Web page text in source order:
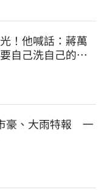
！他喊話：蔣萬
自己洗自己的記
豪、大雨特報 一